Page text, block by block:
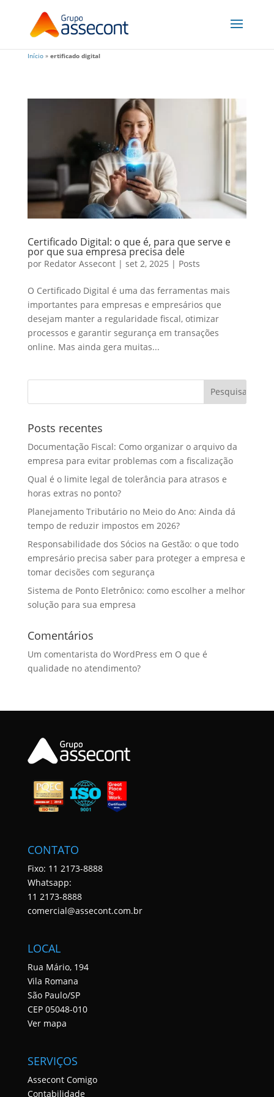
Início» ertificado digital
Certificado Digital: o que é, para que serve e
por que sua empresa precisa dele
por Redator Assecont| set 2, 2025 | Posts
O Certificado Digital é uma das ferramentas mais
importantes para empresas e empresários que
desejam manter a regularidade fiscal, otimizar
processos e garantir segurança em transações
online. Mas ainda gera muitas...
Posts recentes
Documentação Fiscal: Como organizar o arquivo da
empresa para evitar problemas com a fiscalização
Qual é o limite legal de tolerância para atrasos e
horas extras no ponto?
Planejamento Tributário no Meio do Ano: Ainda dá
tempo de reduzir impostos em 2026?
Responsabilidade dos Sócios na Gestão: o que todo
empresário precisa saber para proteger a empresa e
tomar decisões com segurança
Sistema de Ponto Eletrônico: como escolher a melhor
solução para sua empresa
Comentários
Um comentarista do WordPress em O que é
qualidade no atendimento?
CONTATO
Fixo: 11 2173-8888
Whatsapp:
11 2173-8888
comercial@assecont.com.br
LOCAL
Rua Mário, 194
Vila Romana
São Paulo/SP
CEP 05048-010
Ver mapa
SERVIÇOS
Assecont Comigo
Contabilidade